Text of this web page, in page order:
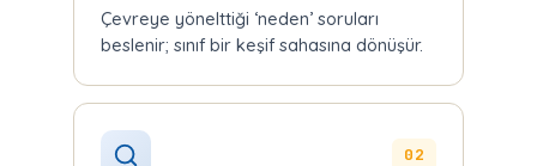
Çevreye yönelttiği ‘neden’ soruları
beslenir; sınıf bir keşif sahasına dönüşür.
02